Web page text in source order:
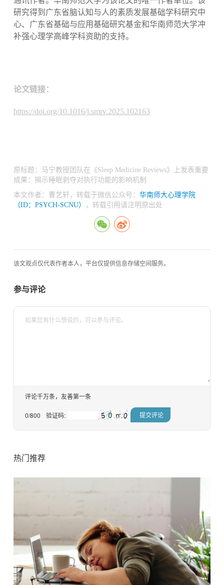
研究得到广东省脑认知与人的素质发展基础学科研究中
心、广东省基础与应用基础研究基金和华南师范大学冲
补强心理学高峰学科资助的支持。
论文链接：
https://doi.org/10.1016/j.smrv.2025.102163
原标题：马宁教授团队在《Sleep Medicine Reviews》上发表重要
成果：揭示睡眠剥夺对执行功能的影响机制
本文作者：曹艺轩，转载于微信公众号： 华南师大心理学院
（ID：PSYCH-SCNU）
，转载引用请注明原出处
该文观点仅代表作者本人，平台仅提供信息存储空间服务。
参与评论
评论千万条，友善第一条
0/800 验证码:
热门推荐